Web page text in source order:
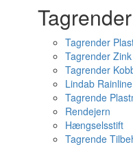
Tagrender
Tagrender Zink
Tagrender
Lindab
Tagrende
Rendejern
Hængselsstift
Tagrende